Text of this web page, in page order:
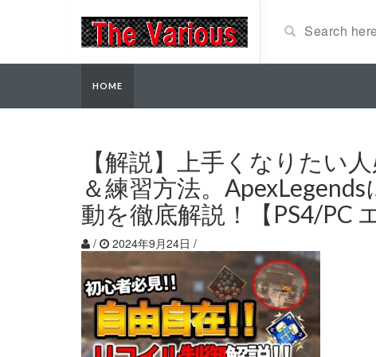
HOME
【解説】上手くなりたい
＆練習方法。
動を徹底解説！【PS4/PC
/ 2024年9月24日 /